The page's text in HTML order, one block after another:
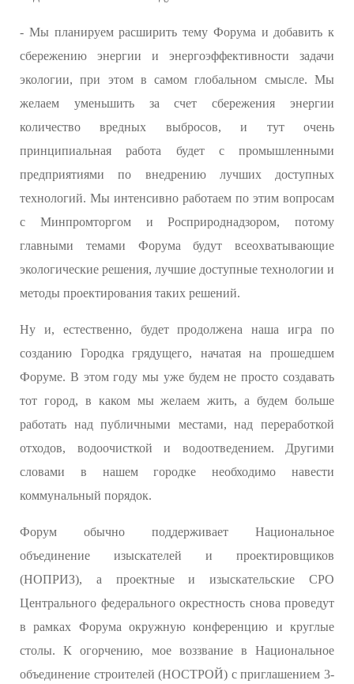
- Мы планируем расширить тему Форума и добавить к
сбережению энергии и энергоэффективности задачи
экологии, при этом в самом глобальном смысле. Мы
желаем уменьшить за счет сбережения энергии
количество вредных выбросов, и тут очень
принципиальная работа будет с промышленными
предприятиями по внедрению лучших доступных
технологий. Мы интенсивно работаем по этим вопросам
с Минпромторгом и Росприроднадзором, потому
главными темами Форума будут всеохватывающие
экологические решения, лучшие доступные технологии и
методы проектирования таких решений.
Ну и, естественно, будет продолжена наша игра по
созданию Городка грядущего, начатая на прошедшем
Форуме. В этом году мы уже будем не просто создавать
тот город, в каком мы желаем жить, а будем больше
работать над публичными местами, над переработкой
отходов, водоочисткой и водоотведением. Другими
словами в нашем городке необходимо навести
коммунальный порядок.
Форум обычно поддерживает Национальное
объединение изыскателей и проектировщиков
(НОПРИЗ), а проектные и изыскательские СРО
Центрального федерального окрестность снова проведут
в рамках Форума окружную конференцию и круглые
столы. К огорчению, мое воззвание в Национальное
объединение строителей (НОСТРОЙ) с приглашением 3-